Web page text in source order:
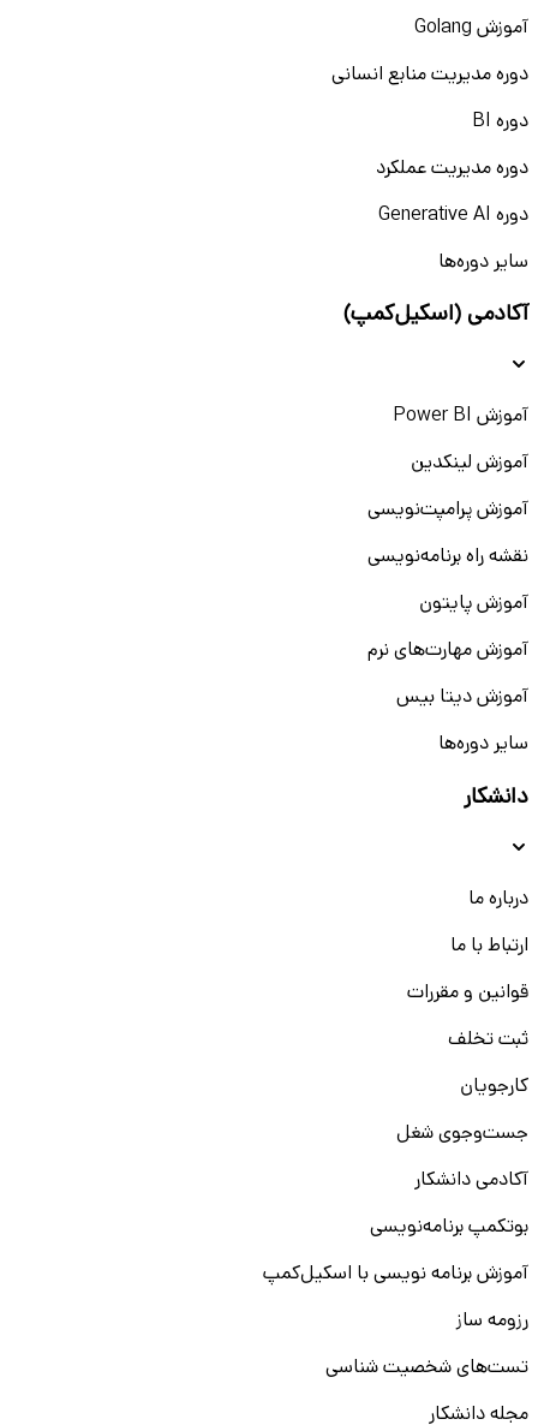
آموزش Golang
دوره مدیریت منابع انسانی
دوره BI
دوره مدیریت عملکرد
دوره Generative AI
سایر دوره‌ها
آکادمی (اسکیل‌کمپ)
آموزش Power BI
آموزش لینکدین
آموزش پرامپت‌نویسی
نقشه راه برنامه‌نویسی
آموزش پایتون
آموزش مهارت‌های نرم
آموزش دیتا بیس
سایر دوره‌ها
دانشکار
درباره ما
ارتباط با ما
قوانین و مقررات
ثبت تخلف
کارجویان
جست‌و‌جوی شغل
آکادمی دانشکار
بوتکمپ برنامه‌نویسی
آموزش برنامه نویسی با اسکیل‌کمپ
رزومه ساز
تست‌های شخصیت شناسی
مجله دانشکار